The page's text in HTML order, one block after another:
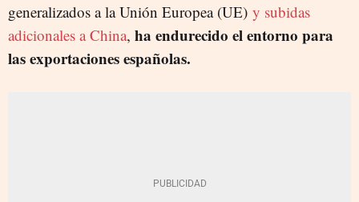
generalizados a la Unión Europea (UE) y subidas
adicionales a China, ha endurecido el entorno para
las exportaciones españolas.